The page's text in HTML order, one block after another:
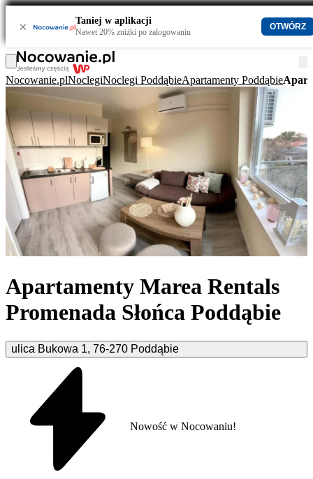
× Taniej w aplikacji
Nawet 20% zniżki po zalogowaniu
OTWÓRZ
Nocowanie.plNoclegiNoclegi PoddąbieApartamenty Poddąbie
Apartamenty Marea Rentals
Promenada Słońca Poddąbie
ulica Bukowa 1, 76-270 Poddąbie
Nowość w Nocowaniu!